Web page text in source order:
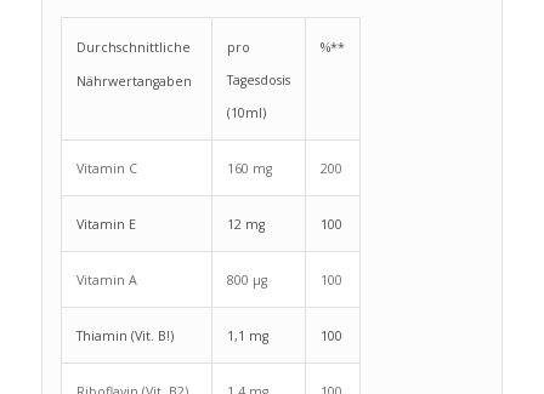
Durchschnittliche
Nährwertangaben
pro
Tagesdosis
(10ml)
%**
Vitamin C 160 mg 200
Vitamin E 12 mg 100
Vitamin A 800 µg 100
Thiamin (Vit. B!) 1,1 mg 100